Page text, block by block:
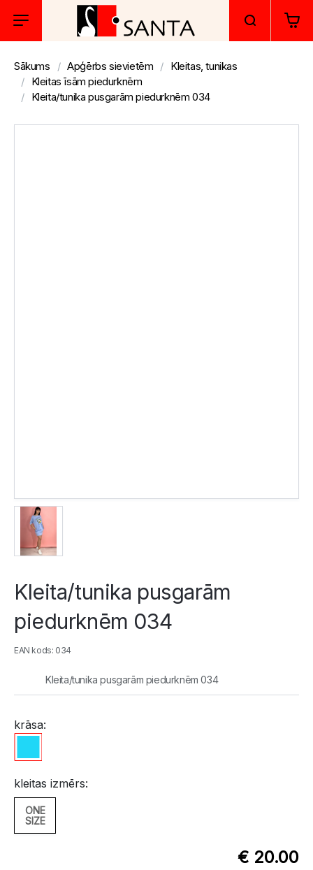
Sākums Apģērbs sievietēm
Kleitas, tunikas
Kleitas īsām piedurknēm
Kleita/tunika pusgarām piedurknēm 034
Kleita/tunika pusgarām
piedurknēm 034
EAN kods: 034
Kleita/tunika pusgarām piedurknēm 034
krāsa:
kleitas izmērs:
ONE
SIZE
€ 20.00